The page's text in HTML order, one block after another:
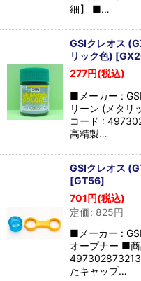
細】 ■…
GSIクレオス
リック色) [
277円(税込)
■メーカー :
リーン (メタ
コード :
高精製…
GSIクレオス
[GT56]
701円(税込)
定価: 825円
■メーカー :
オープナー ■
たキャップ…